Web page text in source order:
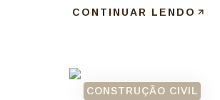
CONTINUAR LENDO
CONSTRUÇÃO CIVIL